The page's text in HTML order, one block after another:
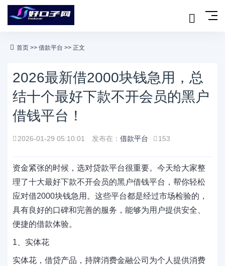
首页 >> 借款平台 >> 正文
2026最新借2000块钱急用，总
结十个最好下款不开会员的黑户
借钱平台！
2026-01-29 05:10:01 发布在： 借款平台 153
资金紧张的时候，选对贷款平台很重要。今天给大家整
理了十大最好下款不开会员的黑户借钱平台，帮你轻松
应对借2000块钱急用。这些平台都是经过市场检验的，
具有良好的口碑和完善的服务，能够为用户提供安全、
便捷的借款体验。
1、实体花
实体花，借贷产品，持牌消费金融公司为个人提供消费